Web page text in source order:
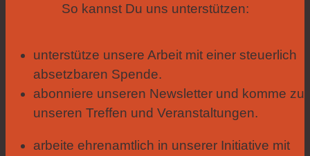
So kannst Du uns unterstützen:
unterstütze unsere Arbeit mit einer steuerlich
absetzbaren Spende.
abonniere unseren Newsletter und komme zu
unseren Treffen und Veranstaltungen.
arbeite ehrenamtlich in unserer Initiative mit